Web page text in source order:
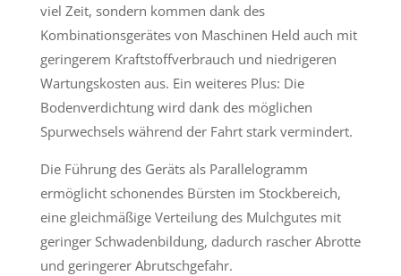
viel Zeit, sondern kommen dank des
Kombinationsgerätes von Maschinen Held auch mit
geringerem Kraftstoffverbrauch und niedrigeren
Wartungskosten aus. Ein weiteres Plus: Die
Bodenverdichtung wird dank des möglichen
Spurwechsels während der Fahrt stark vermindert.
Die Führung des Geräts als Parallelogramm
ermöglicht schonendes Bürsten im Stockbereich,
eine gleichmäßige Verteilung des Mulchgutes mit
geringer Schwadenbildung, dadurch rascher Abrotte
und geringerer Abrutschgefahr.